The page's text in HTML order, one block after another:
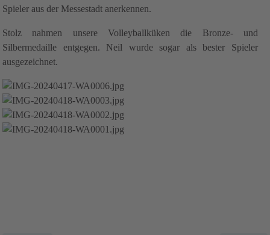
Spieler aus der Messestadt anerkennen.
Stolz nahmen unsere Volleyballküken die Bronze- und
Silbermedaille entgegen. Neil wurde sogar als bester Spieler
ausgezeichnet.